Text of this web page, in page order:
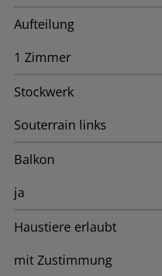
Aufteilung
1 Zimmer
Stockwerk
Souterrain links
Balkon
ja
Haustiere erlaubt
mit Zustimmung